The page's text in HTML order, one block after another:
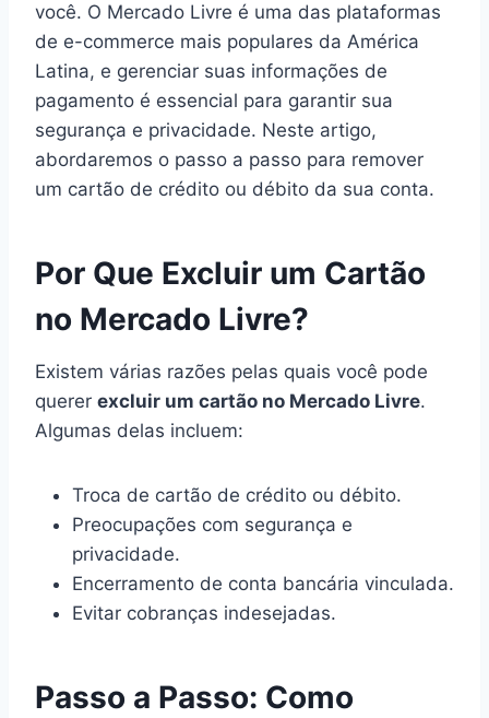
você. O Mercado Livre é uma das plataformas
de e-commerce mais populares da América
Latina, e gerenciar suas informações de
pagamento é essencial para garantir sua
segurança e privacidade. Neste artigo,
abordaremos o passo a passo para remover
um cartão de crédito ou débito da sua conta.
Por Que Excluir um Cartão
no Mercado Livre?
Existem várias razões pelas quais você pode
querer excluir um cartão no Mercado Livre.
Algumas delas incluem:
Troca de cartão de crédito ou débito.
Preocupações com segurança e
privacidade.
Encerramento de conta bancária vinculada.
Evitar cobranças indesejadas.
Passo a Passo: Como